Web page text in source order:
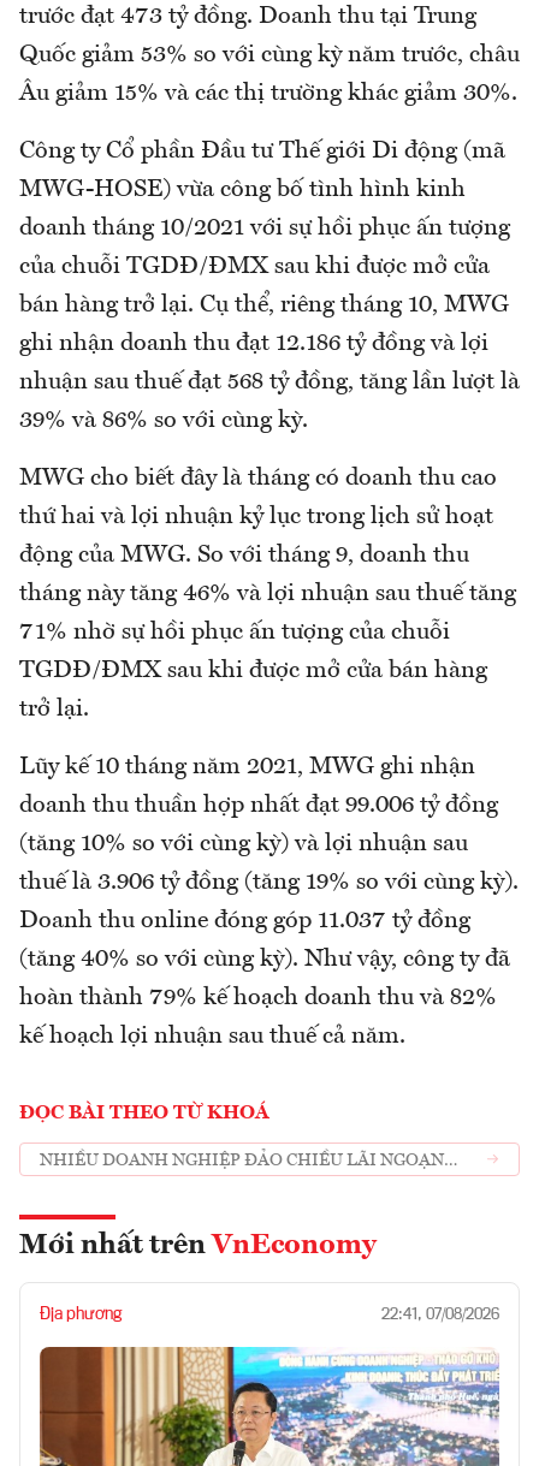
trước đạt 473 tỷ đồng. Doanh thu tại Trung
Quốc giảm 53% so với cùng kỳ năm trước, châu
Âu giảm 15% và các thị trường khác giảm 30%.
Công ty Cổ phần Đầu tư Thế giới Di động (mã
MWG-HOSE) vừa công bố tình hình kinh
doanh tháng 10/2021 với sự hồi phục ấn tượng
của chuỗi TGDĐ/ĐMX sau khi được mở cửa
bán hàng trở lại. Cụ thể, riêng tháng 10, MWG
ghi nhận doanh thu đạt 12.186 tỷ đồng và lợi
nhuận sau thuế đạt 568 tỷ đồng, tăng lần lượt là
39% và 86% so với cùng kỳ.
MWG cho biết đây là tháng có doanh thu cao
thứ hai và lợi nhuận kỷ lục trong lịch sử hoạt
động của MWG. So với tháng 9, doanh thu
tháng này tăng 46% và lợi nhuận sau thuế tăng
71% nhờ sự hồi phục ấn tượng của chuỗi
TGDĐ/ĐMX sau khi được mở cửa bán hàng
trở lại.
Lũy kế 10 tháng năm 2021, MWG ghi nhận
doanh thu thuần hợp nhất đạt 99.006 tỷ đồng
(tăng 10% so với cùng kỳ) và lợi nhuận sau
thuế là 3.906 tỷ đồng (tăng 19% so với cùng kỳ).
Doanh thu online đóng góp 11.037 tỷ đồng
(tăng 40% so với cùng kỳ). Như vậy, công ty đã
hoàn thành 79% kế hoạch doanh thu và 82%
kế hoạch lợi nhuận sau thuế cả năm.
ĐỌC BÀI THEO TỪ KHOÁ
NHIỀU DOANH NGHIỆP ĐẢO CHIỀU LÃI NGOẠN
Mới nhất trên VnEconomy
Địa phương 22:41, 07/08/2026